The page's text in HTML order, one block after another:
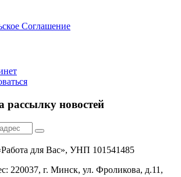
Соглашение
рассылку новостей
для Вас», УНП 101541485
220037, г. Минск, ул. Фроликова, д.11,